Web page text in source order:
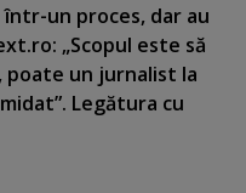
un proces, dar au
„Scopul este să
poate un jurnalist la
Legătura cu